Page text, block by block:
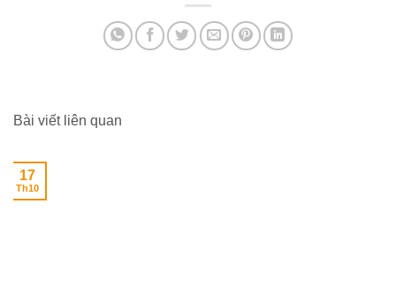
Bài viết liên quan
17
Th10